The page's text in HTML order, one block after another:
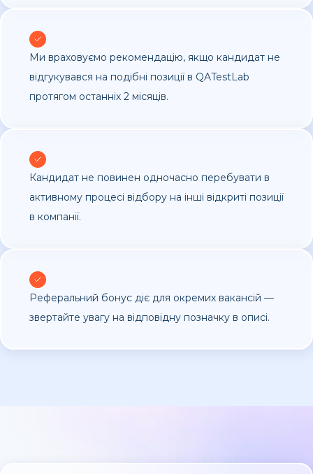
Ми враховуємо рекомендацію, якщо кандидат не
відгукувався на подібні позиції в QATestLab
протягом останніх 2 місяців.
Кандидат не повинен одночасно перебувати в
активному процесі відбору на інші відкриті позиції
в компанії.
Реферальний бонус діє для окремих вакансій —
звертайте увагу на відповідну позначку в описі.